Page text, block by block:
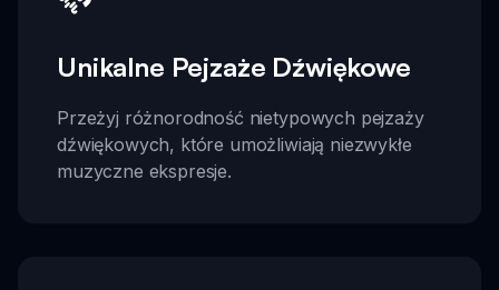
Unikalne Pejzaże Dźwiękowe
Przeżyj różnorodność nietypowych pejzaży
dźwiękowych, które umożliwiają niezwykłe
muzyczne ekspresje.